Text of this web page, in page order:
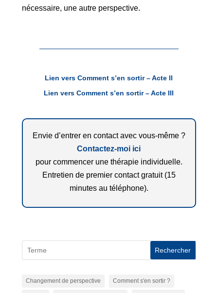
nécessaire, une autre perspective.
Lien vers Comment s’en sortir – Acte II
Lien vers Comment s’en sortir – Acte III
Envie d’entrer en contact avec vous-même ?
Contactez-moi ici
pour commencer une thérapie individuelle.
Entretien de premier contact gratuit (15
minutes au téléphone).
Rechercher
Changement de perspective Comment s'en sortir ?